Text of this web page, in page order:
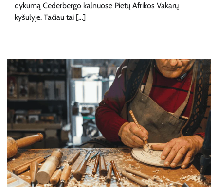
dykumą Cederbergo kalnuose Pietų Afrikos Vakarų
kyšulyje. Tačiau tai […]